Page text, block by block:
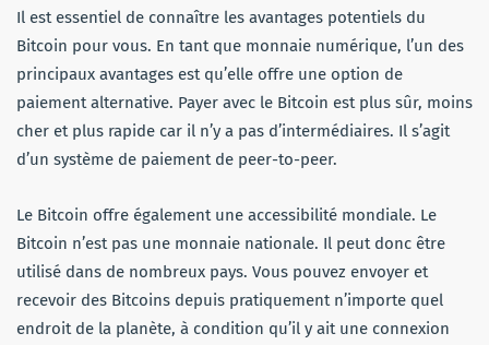
Il est essentiel de connaître les avantages potentiels du
Bitcoin pour vous. En tant que monnaie numérique, l’un des
principaux avantages est qu’elle offre une option de
paiement alternative. Payer avec le Bitcoin est plus sûr, moins
cher et plus rapide car il n’y a pas d’intermédiaires. Il s’agit
d’un système de paiement de peer-to-peer.
Le Bitcoin offre également une accessibilité mondiale. Le
Bitcoin n’est pas une monnaie nationale. Il peut donc être
utilisé dans de nombreux pays. Vous pouvez envoyer et
recevoir des Bitcoins depuis pratiquement n’importe quel
endroit de la planète, à condition qu’il y ait une connexion